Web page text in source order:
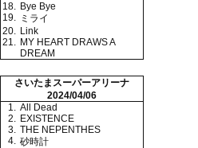
18. Bye Bye
19. ミライ
20. Link
21. MY HEART DRAWS A
DREAM
さいたまスーパーアリーナ
2024/04/06
1. All Dead
2. EXISTENCE
3. THE NEPENTHES
4. 砂時計